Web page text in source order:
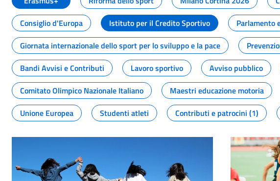
Consiglio d'Europa
Istituto per il Credito Sportivo Parlamento
Giornata internazionale dello sport per lo sviluppo e la pace
Bandi Avvisi e Contributi
Lavoro sportivo Avviso pubblico
Comitato Olimpico Nazionale Italiano
Maestri educazione motoria
Unione Europea
Studenti atleti Contributi e patrocini (1)